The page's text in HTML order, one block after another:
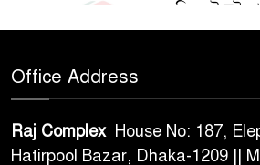
সিলেটে দুই
অন্তত ৬
Office Address
Raj Complex House No: 187,
Hatirpool Bazar, Dhaka-1209 ||